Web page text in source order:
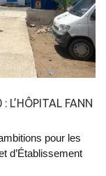
L’HÔPITAL FANN
pour les
d’Établissement